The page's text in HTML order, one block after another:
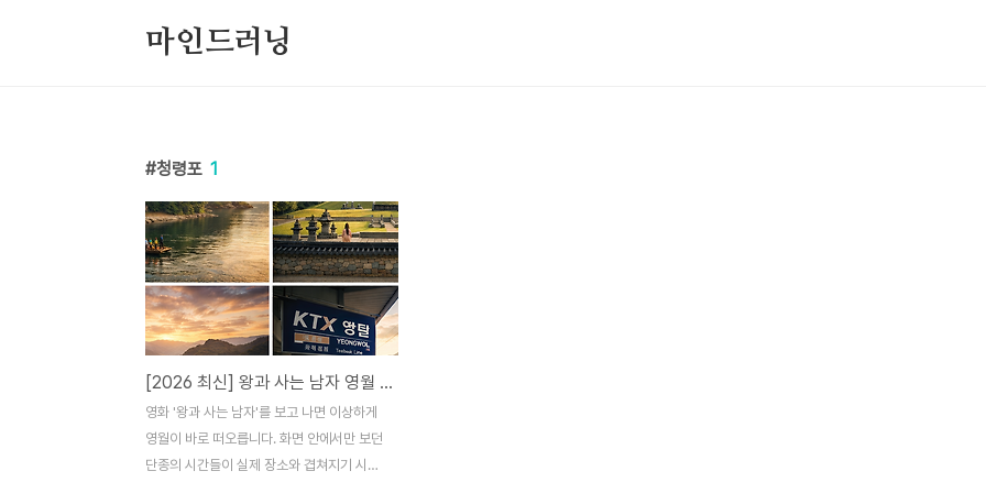
마인드러닝
청령포 1
[2026 최신] 왕과 사는 남자 영월 촬영지 완벽 가이드: 청령포·장릉·선돌 코스 + 주차·입장료 총정리
영화 '왕과 사는 남자'를 보고 나면 이상하게
영월이 바로 떠오릅니다. 화면 안에서만 보던
단종의 시간들이 실제 장소와 겹쳐지기 시작